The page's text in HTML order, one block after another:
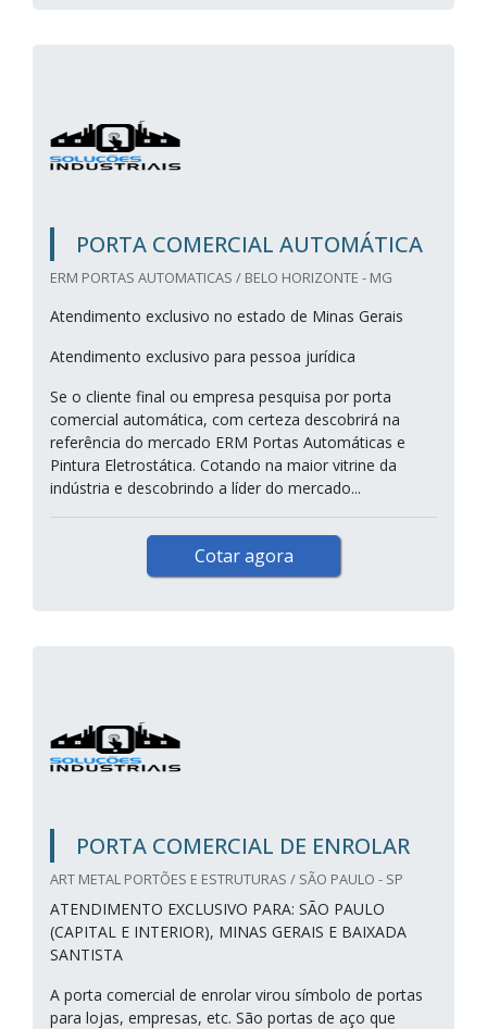
PORTA COMERCIAL AUTOMÁTICA
ERM PORTAS AUTOMATICAS / BELO HORIZONTE - MG
Atendimento exclusivo no estado de Minas Gerais
Atendimento exclusivo para pessoa jurídica
Se o cliente final ou empresa pesquisa por porta
comercial automática, com certeza descobrirá na
referência do mercado ERM Portas Automáticas e
Pintura Eletrostática. Cotando na maior vitrine da
indústria e descobrindo a líder do mercado...
Cotar agora
PORTA COMERCIAL DE ENROLAR
ART METAL PORTÕES E ESTRUTURAS / SÃO PAULO - SP
ATENDIMENTO EXCLUSIVO PARA: SÃO PAULO
(CAPITAL E INTERIOR), MINAS GERAIS E BAIXADA
SANTISTA
A porta comercial de enrolar virou símbolo de portas
para lojas, empresas, etc. São portas de aço que